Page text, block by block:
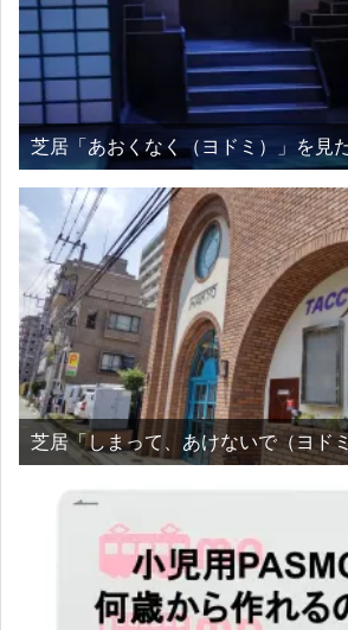
芝居「あおくなく（ヨドミ）」を見
芝居「しまって、あけないで（ヨド